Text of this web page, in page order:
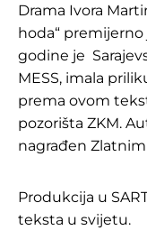
Drama Ivora
hoda“ premijerno
godine je
MESS, imala
prema ovom
pozorišta ZKM.
nagrađen
Produkcija u
teksta u svijetu.